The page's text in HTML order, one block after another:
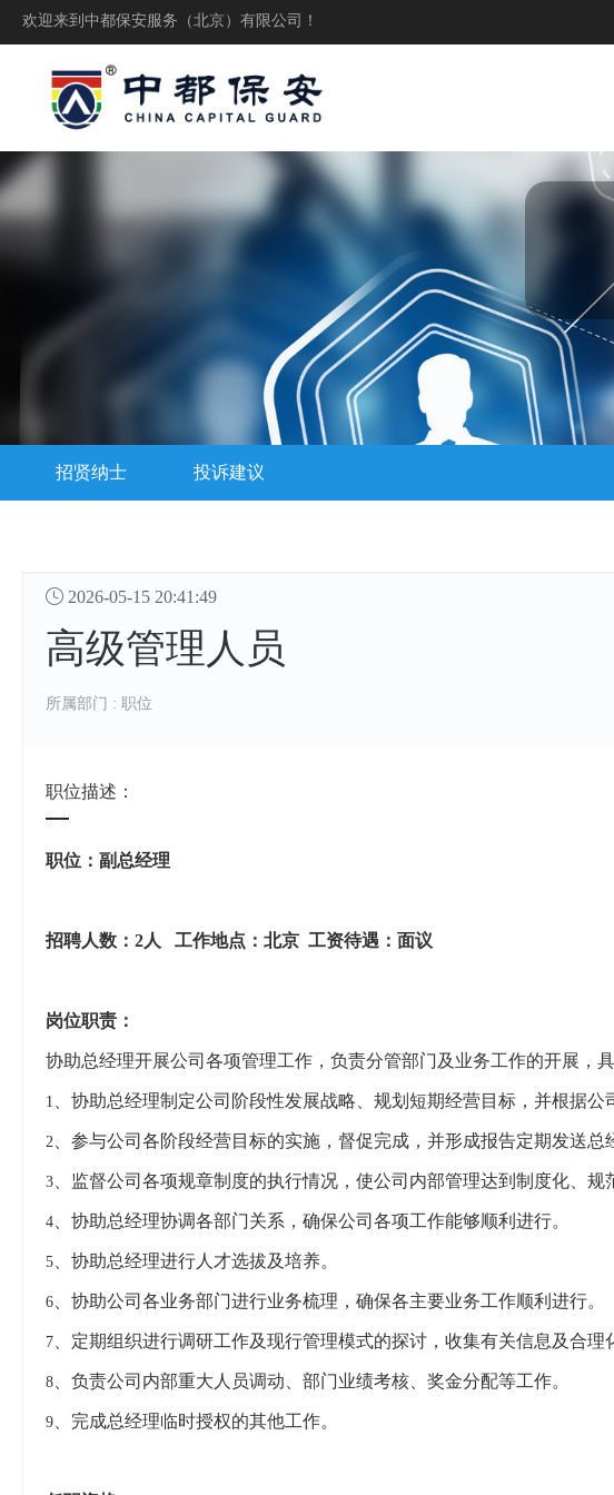
欢迎来到中都保安服务（北京）有限公司！
招贤纳士 投诉建议
 2026-05-15 20:41:49
高级管理人员
所属部门 : 职位
职位描述：
职位：副总经理
招聘人数： 2人 工作地点：北京 工资待遇：面议
岗位职责：
协助总经理开展公司各项管理工作，负责分管部门及业务工作的开展，
1 、协助总经理制定公司阶段性发展战略、规划短期经营目标，并根据公
2、参与公司各阶段经营目标的实施，督促完成，并形成报告定期发送总
3、监督公司各项规章制度的执行情况，使公司内部管理达到制度化、规
4、协助总经理协调各部门关系，确保公司各项工作能够顺利进行。
5、协助总经理进行人才选拔及培养。
6、协助公司各业务部门进行业务梳理，确保各主要业务工作顺利进行。
7、定期组织进行调研工作及现行管理模式的探讨，收集有关信息及合理
8、负责公司内部重大人员调动、部门业绩考核、奖金分配等工作。
9、完成总经理临时授权的其他工作。